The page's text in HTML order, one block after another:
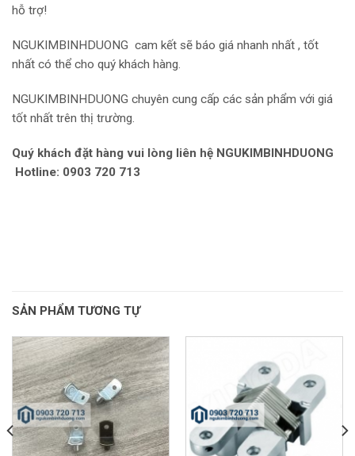
hỗ trợ!
NGUKIMBINHDUONG cam kết sẽ báo giá nhanh nhất , tốt
nhất có thể cho quý khách hàng.
NGUKIMBINHDUONG chuyên cung cấp các sản phẩm với giá
tốt nhất trên thị trường.
Quý khách đặt hàng vui lòng liên hệ NGUKIMBINHDUONG
Hotline: 0903 720 713
SẢN PHẨM TƯƠNG TỰ